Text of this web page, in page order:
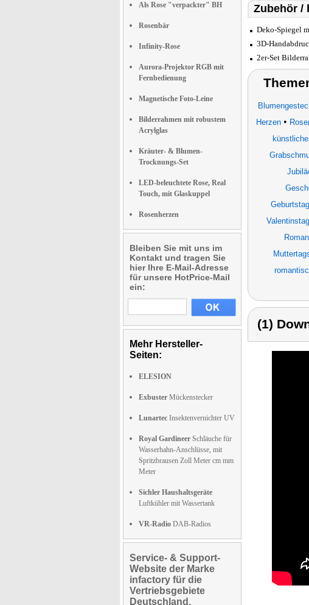
Als Rose "verpackter" BH
Rosenbär
Infinity-Rose
Aurora-Projektor RGB mit
Fernbedienung
Magnetische Foto-Leine
Bilderrahmen mit robustem
Acrylglas
Kräuter- & Blumen-
Trocknungs-Set
LED-beleuchtete Rose, Real
Touch, mit Glaskuppel
Rosenherzen
Bleiben Sie mit uns im
Kontakt und tragen Sie
hier Ihre E-Mail-Adresse
für unsere HotPrice-Mail
ein:
Mehr Hersteller-
Seiten:
ELESION
Exbuster Mückenstecker
Lunartec Insektenvernichter UV
Royal Gardineer Schläuche für
Wasserhahn-Anschlüsse, mit
Spritzbrausen Zoll Meter cm mm
Meter
Sichler Haushaltsgeräte
Luftkühler mit Wassertank
VR-Radio DAB-Radios
Service- & Support-
Website der Marke
infactory für die
Vertriebsgebiete
Deutschland,
Zubehör /
Deko-Spiegel
3D-
2er-Set
Herzen •
Valentinstag
(1)